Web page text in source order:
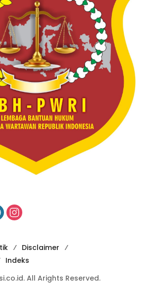
Disclaimer
Indeks
All Arights Reserved.